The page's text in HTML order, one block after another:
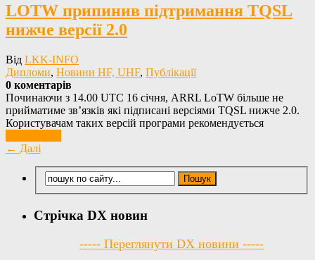
LOTW припинив підтримання TQSL
нижче версії 2.0
Від LKK-INFO
Дипломи, Новини HF, UHF, Публікації
0 коментарів
Починаючи з 14.00 UTC 16 січня, ARRL LoTW більше не
прийматиме зв’язків які підписані версіями TQSL нижче 2.0.
Користувачам таких версій програми рекомендується
← Далі
Стрічка DX новин
----- Переглянути DX новини -----